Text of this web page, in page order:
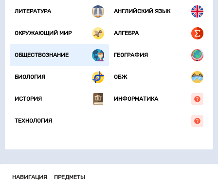
ЛИТЕРАТУРА АНГЛИЙСКИЙ ЯЗЫК
ОКРУЖАЮЩИЙ МИР АЛГЕБРА
ОБЩЕСТВОЗНАНИЕ ГЕОГРАФИЯ
БИОЛОГИЯ ОБЖ
ИСТОРИЯ ИНФОРМАТИКА
ТЕХНОЛОГИЯ
НАВИГАЦИЯ ПРЕДМЕТЫ